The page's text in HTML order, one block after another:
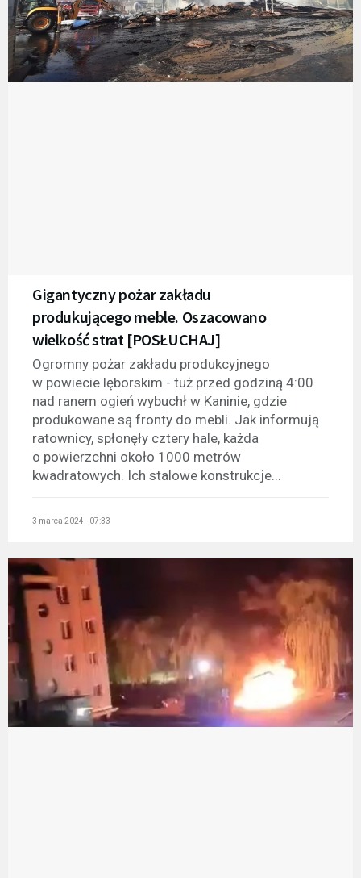
Gigantyczny pożar zakładu
produkującego meble. Oszacowano
wielkość strat​ [POSŁUCHAJ]
Ogromny pożar zakładu produkcyjnego
w powiecie lęborskim - tuż przed godziną 4:00
nad ranem ogień wybuchł w Kaninie, gdzie
produkowane są fronty do mebli. Jak informują
ratownicy, spłonęły cztery hale, każda
o powierzchni około 1000 metrów
kwadratowych. Ich stalowe konstrukcje...
3 marca 2024 - 07:33